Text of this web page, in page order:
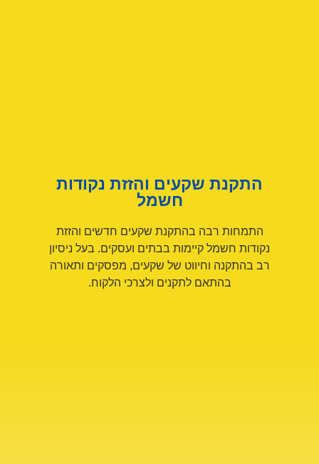
התקנת שקעים והזזת נקודות
חשמל
התמחות רבה בהתקנת שקעים חדשים והזזת
נקודות חשמל קיימות בבתים ועסקים. בעל ניסיון
רב בהתקנה וחיווט של שקעים, מפסקים ותאורה
בהתאם לתקנים ולצרכי הלקוח.